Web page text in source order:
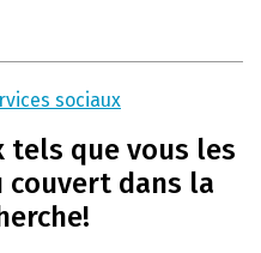
sociaux
tels que vous les
couvert dans la